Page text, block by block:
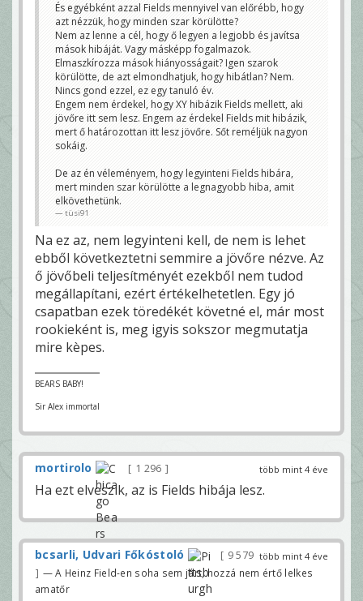
átállna a másik csapatba.
mortirolo
Pontosan, ez így értékelhetlen
davemayer
Neked.
Van az ami coaching és van az, ami hogy Te mit
látsz.
3&sok. Byrd szabad volt, ok neki én sem dobnam
feltétlenül, de Kmet le volt vedekezve.
Előtte a Fitzpateick hitnél, Kmet teljesen szabadon.
A TJ Watt sack legalább annyira Fields mint más.
Előtte a Goodwin passz, ami csak Fields.
És egyébként azzal Fields mennyivel van előrébb, hogy
azt nézzük, hogy minden szar körülötte?
Nem az lenne a cél, hogy ő legyen a legjobb és javítsa
mások hibáját. Vagy másképp fogalmazok.
Elmaszkírozza mások hiányosságait? Igen szarok
körülötte, de azt elmondhatjuk, hogy hibátlan? Nem.
Nincs gond ezzel, ez egy tanuló év.
Engem nem érdekel, hogy XY hibázik Fields mellett, aki
jövőre itt sem lesz. Engem az érdekel Fields mit hibázik,
mert ő határozottan itt lesz jövőre. Sőt reméljük nagyon
sokáig.
De az én véleményem, hogy legyinteni Fields hibára,
mert minden szar körülötte a legnagyobb hiba, amit
elkövethetünk.
tüsi91
Na ez az, nem legyinteni kell, de nem is lehet
ebből következtetni semmire a jövőre nézve. Az
ő jövőbeli teljesítményét ezekből nem tudod
megállapítani, ezért értékelhetetlen. Egy jó
csapatban ezek töredékét követné el, már most
rookieként is, meg igyis sokszor megmutatja
mire kèpes.
BEARS BABY!
Sir Alex immortal
több mint 4 éve
mortirolo 1 296
Ha ezt elveszik, az is Fields hibája lesz.
több mint 4 éve
bcsarli, Udvari Főkóstoló 9 579
— A Heinz Field-en soha sem járt, hozzá nem értő lelkes
amatőr